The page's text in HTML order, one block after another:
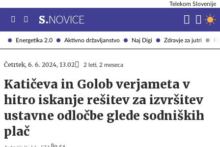
Energetika 2.0 Aktivno državljanstvo Naj Digi Zdravje za jutri
Telekom Slovenije
Četrtek, 6. 6. 2024, 13.02 2 leti, 2 meseca
Katičeva in Golob verjameta v
hitro iskanje rešitev za izvršitev
ustavne odločbe glede sodniških
plač